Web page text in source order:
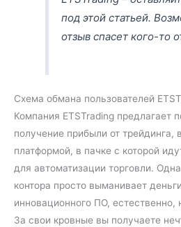
под этой статьей.
отзыв спасет кого-то
Схема обмана пользователей
Компания ETSTrading предлагает
получение прибыли от трейдинга,
платформой, в пачке с которой
для автоматизации торговли.
контора просто выманивает
инновационного ПО, естественно,
За свои кровные вы получаете